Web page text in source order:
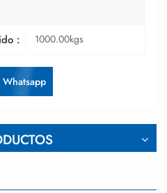
: 1000.00kgs
Whatsapp